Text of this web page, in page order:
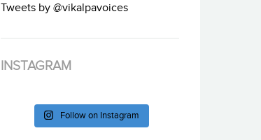
Tweets by @vikalpavoices
INSTAGRAM
Follow on Instagram